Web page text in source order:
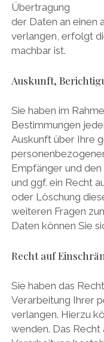
Übertragung
der Daten an einen
verlangen, erfolgt
machbar ist.
Auskunft,
Sie haben im
Bestimmungen
Auskunft über Ihre
Empfänger und
und ggf. ein Recht
oder Löschung
weiteren Fragen
Daten können Sie
Recht auf
Sie haben das
Verarbeitung Ihrer
verlangen. Hierzu
wenden. Das Recht